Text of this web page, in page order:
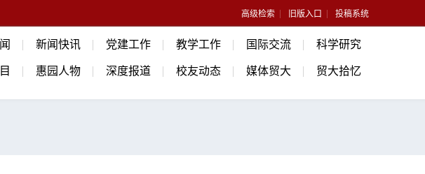
高级检索 旧版入口 投稿系统
新闻快讯 党建工作 教学工作 国际交流 科学研究
惠园人物 深度报道 校友动态 媒体贸大 贸大拾忆